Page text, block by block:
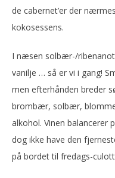
de cabernet’er der
kokosessens.
I næsen solbær-/
vanilje … så er vi i gang!
men efterhånden breder
brombær, solbær,
alkohol. Vinen balancerer
dog ikke have den
på bordet til fredags-